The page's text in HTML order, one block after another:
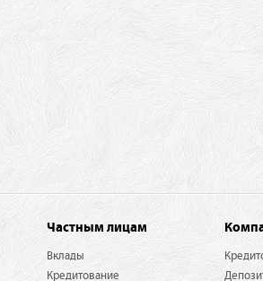
Частным лицам
Вклады
Кредитование